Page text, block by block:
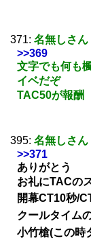
371: 名無しさん
>>369
文字でも何も
イベだぞ
TAC50が報酬
395: 名無しさん
>>371
ありがとう
お礼にTACの
開幕CT10秒/
クールタイム
小竹槍(この時